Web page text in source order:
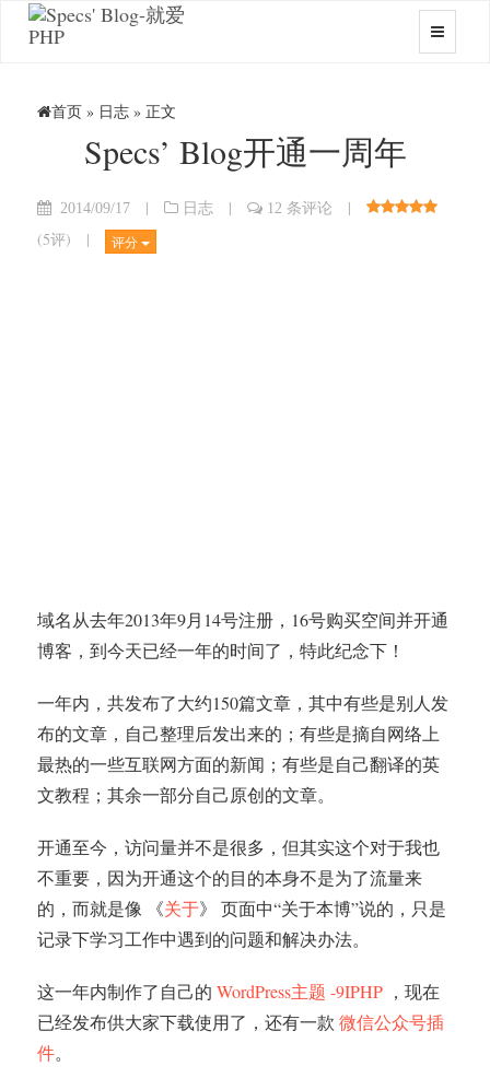
首页 » 日志 » 正文
Specs’ Blog开通一周年
2014/09/17 | 日志 | 12 条评论
|
(5评) | 评分
域名从去年2013年9月14号注册，16号购买空间并开通
博客，到今天已经一年的时间了，特此纪念下！
一年内，共发布了大约150篇文章，其中有些是别人发
布的文章，自己整理后发出来的；有些是摘自网络上
最热的一些互联网方面的新闻；有些是自己翻译的英
文教程；其余一部分自己原创的文章。
开通至今，访问量并不是很多，但其实这个对于我也
不重要，因为开通这个的目的本身不是为了流量来
的，而就是像 《关于》 页面中“关于本博”说的，只是
记录下学习工作中遇到的问题和解决办法。
这一年内制作了自己的 WordPress主题 -9IPHP ，现在
已经发布供大家下载使用了，还有一款 微信公众号插
件。